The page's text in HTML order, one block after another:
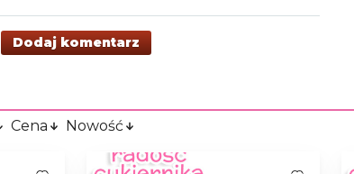
Dodaj komentarz
Cena Nowość